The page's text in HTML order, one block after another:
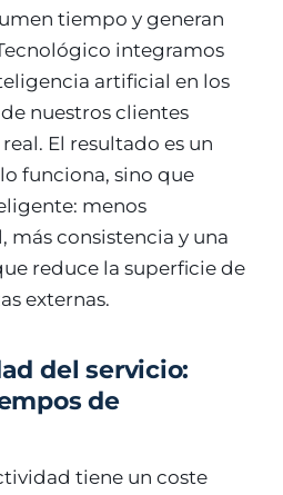
tiempo y generan
integramos
artificial en los
nuestros clientes
El resultado es un
funciona, sino que
menos
más consistencia y una
reduce la superficie de
externas.
del servicio:
de
tiene un coste